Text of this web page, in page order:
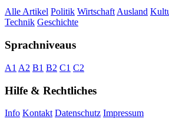
Alle Artikel Politik WirtschaftAusland
Technik Geschichte
Sprachniveaus
A1 A2 B1 B2 C1 C2
Hilfe & Rechtliches
Info Kontakt Datenschutz Impressum